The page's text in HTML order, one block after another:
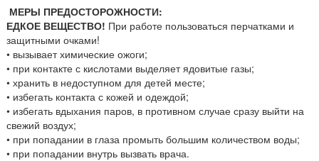
МЕРЫ ПРЕДОСТОРОЖНОСТИ:
ЕДКОЕ ВЕЩЕСТВО! При работе пользоваться перчатками и
защитными очками!
• вызывает химические ожоги;
• при контакте с кислотами выделяет ядовитые газы;
• хранить в недоступном для детей месте;
• избегать контакта с кожей и одеждой;
• избегать вдыхания паров, в противном случае сразу выйти на
свежий воздух;
• при попадании в глаза промыть большим количеством воды;
• при попадании внутрь вызвать врача.